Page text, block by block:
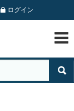
ログイン